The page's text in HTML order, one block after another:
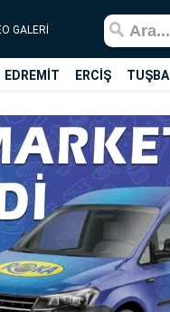
GALERİ
EDREMİT ERCİŞ TUŞBA